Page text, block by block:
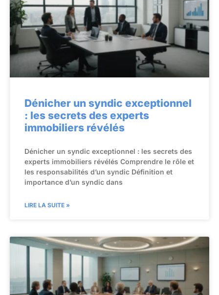
Dénicher un syndic exceptionnel
: les secrets des experts
immobiliers révélés
Dénicher un syndic exceptionnel : les secrets des
experts immobiliers révélés Comprendre le rôle et
les responsabilités d’un syndic Définition et
importance d’un syndic dans
LIRE LA SUITE »